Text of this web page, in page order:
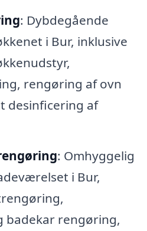
: Dybdegående
i Bur, inklusive
rengøring af ovn
desinficering af
: Omhyggelig
i Bur,
badekar rengøring,